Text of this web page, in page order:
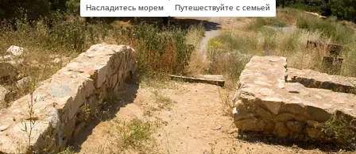
Насладитесь морем Путешествуйте с семьей